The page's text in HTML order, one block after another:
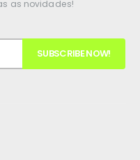
as novidades!